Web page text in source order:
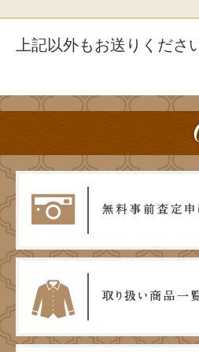
上記以外もお送りくださ